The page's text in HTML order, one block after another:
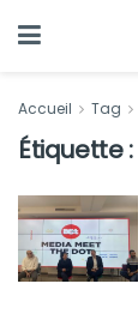
Accueil Tag
Étiquette :